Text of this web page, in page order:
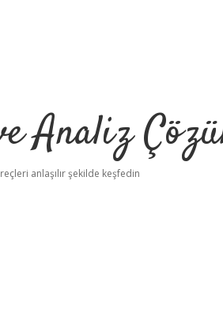
Analiz
anlaşılır şekilde keşfedin